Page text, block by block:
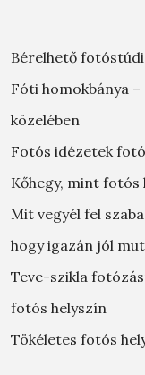
Bérelhető
Fóti homokbánya
közelében
Fotós idézetek
Kőhegy, mint fotós
Mit vegyél fel
hogy igazán jól
Teve-szikla
fotós helyszín
Tökéletes fotós